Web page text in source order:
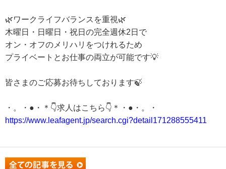
🌿ワークライフバランスを重視🌿
木曜日・日曜日・祝日の完全週休2日で
オン・オフのメリハリをつけれるため
プライベートとお仕事の両立が可能です💡
皆さまのご応募お待ちしております🍃
・。・●・＊👇求人はこちら👇＊・●・。・
https://www.leafagent.jp/search.cgi?detail171288555411